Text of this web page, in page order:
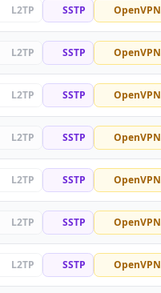
L2TP SSTP OpenVPN
L2TP SSTP OpenVPN
L2TP SSTP OpenVPN
L2TP SSTP OpenVPN
L2TP SSTP OpenVPN
L2TP SSTP OpenVPN
L2TP SSTP OpenVPN